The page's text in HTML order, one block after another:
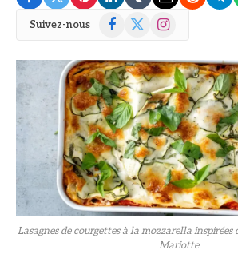
Suivez-nous Facebook
X
Instagram
Lasagnes de courgettes à la mozzarella
Mariotte